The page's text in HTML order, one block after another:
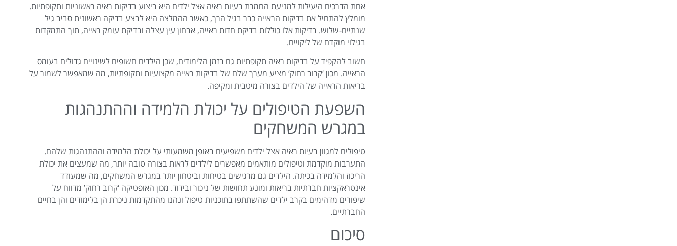
אחת הדרכים היעילות למניעת החמרת בעיות ראיה אצל ילדים היא ביצוע בדיקות ראיה ראשוניות ותקופתיות.
מומלץ להתחיל את בדיקות הראייה כבר בגיל הרך, כאשר ההמלצה היא לבצע בדיקה ראשונית סביב גיל
שנתיים-שלוש. בדיקות אלו כוללות בדיקת חדות ראייה, אבחון עין עצלה ובדיקת עומק ראייה, תוך התמקדות
בגילוי מוקדם של ליקויים.
חשוב להקפיד על בדיקות ראיה תקופתיות גם בזמן הלימודים, שכן הילדים חשופים לשינויים גדולים בעומס
הראייה. מכון ‘קרוב רחוק’ מציע מערך שלם של בדיקות ראייה מקצועיות ותקופתיות, מה שמאפשר לשמור על
בריאות הראייה של הילדים בצורה מיטבית ומקיפה.
השפעת הטיפולים על יכולת הלמידה וההתנהגות
במגרש המשחקים
טיפולים למגוון בעיות ראיה אצל ילדים משפיעים באופן משמעותי על יכולת הלמידה וההתנהגות שלהם.
התערבות מוקדמת וטיפולים מותאמים מאפשרים לילדים לראות בצורה טובה יותר, מה שמעצים את יכולת
הריכוז והלמידה בכיתה. הילדים גם מרגישים בטיחות וביטחון יותר במגרש המשחקים, מה שמעודד
אינטראקציות חברתיות בריאות ומונע תחושות של ניכור ובידוד. מכון האופטיקה ‘קרוב רחוק’ מדווח על
שיפורים מדהימים בקרב ילדים שהשתתפו בתוכניות טיפול ונהנו מהתקדמות ניכרת הן בלימודים והן בחיים
החברתיים.
סיכום